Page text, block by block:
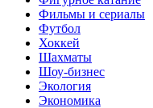
Фильмы и сериалы
Футбол
Хоккей
Шахматы
Шоу-бизнес
Экология
Экономика